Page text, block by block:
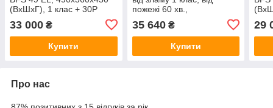
(ВхШхГ), 1 клас + 30P
сейф від злому і вогню, в
квартиру, в офіс, сейф
для дому
33 000 ₴
Купити
пожежі 60 хв.,
460х440х440 (ВхШхГ), з
електронним замком
35 640₴
Купити
для
29
Про нас